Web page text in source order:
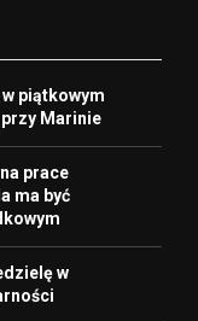
piątkowym
przy Marinie
prace
ma być
w